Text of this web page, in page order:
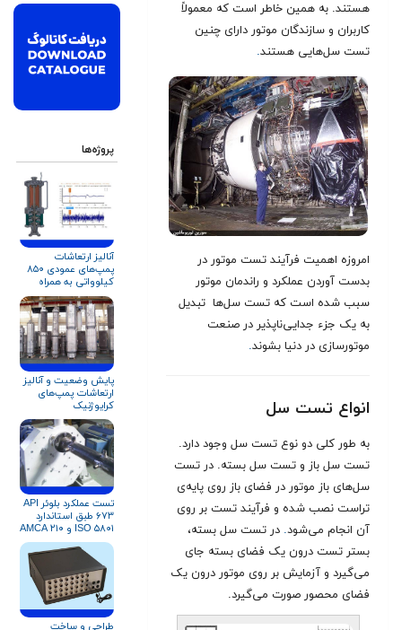
هستند. به همین خاطر است که معمولاً
کاربران و سازندگان موتور دارای چنین
تست سل‌هایی هستند.
امروزه اهمیت فرآیند تست موتور در
بدست آوردن عملکرد و راندمان موتور
سبب شده است که تست سل‌ها تبدیل
به یک جزء جدایی‌ناپذیر در صنعت
موتورسازی در دنیا بشوند.
انواع تست سل
به طور کلی دو نوع تست سل وجود دارد.
تست سل باز و تست سل بسته. در تست
سل‌های باز موتور در فضای باز روی پایه‌ی
تراست نصب شده و فرآیند تست بر روی
آن انجام می‌شود. در تست سل بسته،
بستر تست درون یک فضای بسته جای
می‌گیرد و آزمایش بر روی موتور درون یک
فضای محصور صورت می‌گیرد.
پروژه‌ها
آنالیز ارتعاشات
پمپ‌های عمودی ۸۵۰
کیلوواتی به همراه
تحلیل ارتعاشات سازه
تست استند
پایش وضعیت و آنالیز
ارتعاشات پمپ‌های
کرایوژنیک
تست عملکرد بلوئر API
۶۷۳ طبق استاندارد
ISO ۵۸۰۱ و AMCA ۲۱۰
طراحی و ساخت